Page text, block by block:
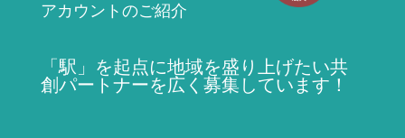
アカウントのご紹介
「駅」を起点に地域を盛り上げたい共
創パートナーを広く募集しています！